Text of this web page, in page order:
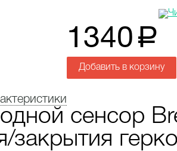
1340 a
Добавить в корзину
сенсор
закрытия